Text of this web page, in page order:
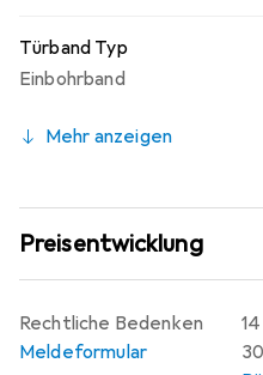
Türband Typ
Einbohrband
Mehr anzeigen
Preisentwicklung
Rechtliche Bedenken
Meldeformular